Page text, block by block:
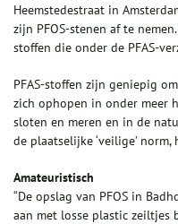
Heemstedestraat in
zijn PFOS-stenen af te
stoffen die onder de PFAS-
PFAS-stoffen zijn geniepig
zich ophopen in onder meer
sloten en meren en in de
de plaatselijke ‘veilige’
Amateuristisch
“De opslag van PFOS in
aan met losse plastic zeiltjes